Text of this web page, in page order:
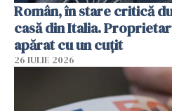
Român, în stare critică
casă din Italia.
apărat cu un cuțit
26 IULIE 2026